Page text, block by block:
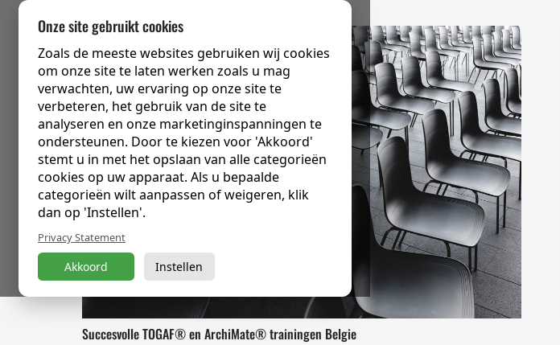
Succesvolle TOGAF® en ArchiMate® trainingen Belgie
Onze site gebruikt cookies
Zoals de meeste websites gebruiken wij cookies
om onze site te laten werken zoals u mag
verwachten, uw ervaring op onze site te
verbeteren, het gebruik van de site te
analyseren en onze marketinginspanningen te
ondersteunen. Door te kiezen voor 'Akkoord'
stemt u in met het opslaan van alle categorieën
cookies op uw apparaat. Als u bepaalde
categorieën wilt aanpassen of weigeren, klik
dan op 'Instellen'.
Privacy Statement
Akkoord Instellen